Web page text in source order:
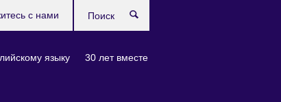
языку 30 лет вместе
с нами